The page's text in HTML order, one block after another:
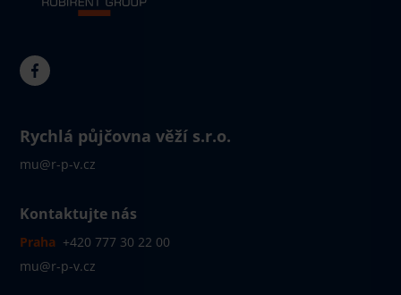
Rychlá půjčovna věží s.r.o.
mu@r-p-v.cz
Kontaktujte nás
Praha +420 777 30 22 00
mu@r-p-v.cz